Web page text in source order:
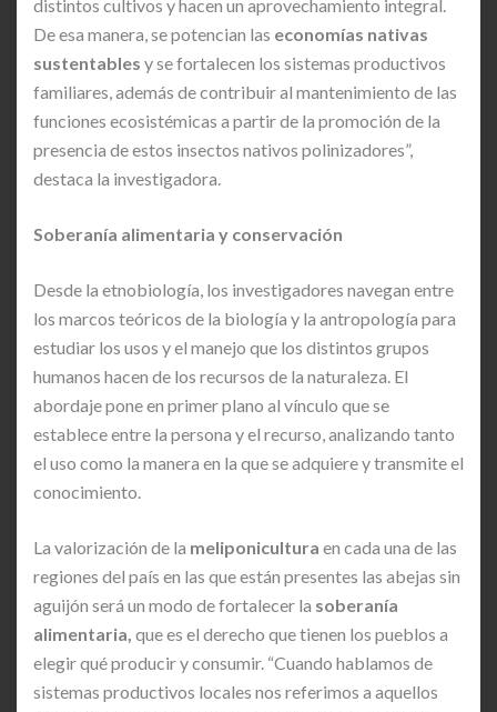
distintos cultivos y hacen un aprovechamiento integral.
De esa manera, se potencian las economías nativas
sustentables y se fortalecen los sistemas productivos
familiares, además de contribuir al mantenimiento de las
funciones ecosistémicas a partir de la promoción de la
presencia de estos insectos nativos polinizadores”,
destaca la investigadora.
Soberanía alimentaria y conservación
Desde la etnobiología, los investigadores navegan entre
los marcos teóricos de la biología y la antropología para
estudiar los usos y el manejo que los distintos grupos
humanos hacen de los recursos de la naturaleza. El
abordaje pone en primer plano al vínculo que se
establece entre la persona y el recurso, analizando tanto
el uso como la manera en la que se adquiere y transmite el
conocimiento.
La valorización de la meliponicultura en cada una de las
regiones del país en las que están presentes las abejas sin
aguijón será un modo de fortalecer la soberanía
alimentaria, que es el derecho que tienen los pueblos a
elegir qué producir y consumir. “Cuando hablamos de
sistemas productivos locales nos referimos a aquellos